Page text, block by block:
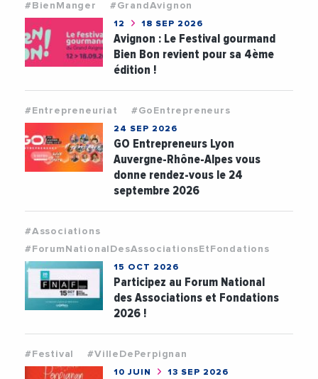
#BienManger #GrandAvignon
12 18 SEP 2026
Avignon : Le Festival gourmand
Bien Bon revient pour sa 4ème
édition !
#Entrepreneuriat #GoEntrepreneurs
24 SEP 2026
GO Entrepreneurs Lyon
Auvergne-Rhône-Alpes vous
donne rendez-vous le 24
septembre 2026
#Associations
#ForumNationalDesAssociationsEtFondations
15 OCT 2026
Participez au Forum National
des Associations et Fondations
2026 !
#Festival #VilleDePerpignan
10 JUIN 13 SEP 2026